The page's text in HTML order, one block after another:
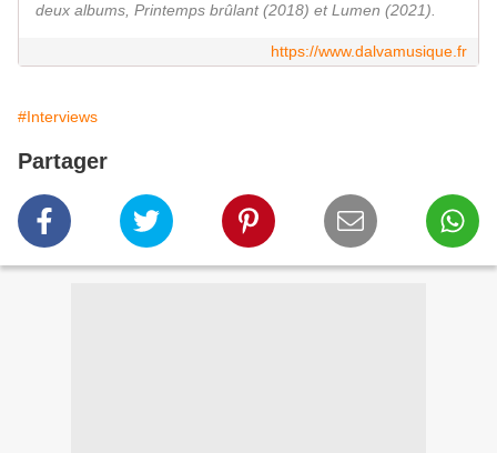
deux albums, Printemps brûlant (2018) et Lumen (2021).
https://www.dalvamusique.fr
#Interviews
Partager